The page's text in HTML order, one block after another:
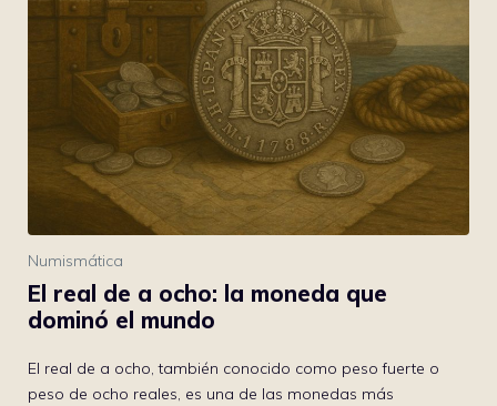
Numismática
El real de a ocho: la moneda que
dominó el mundo
El real de a ocho, también conocido como peso fuerte o
peso de ocho reales, es una de las monedas más